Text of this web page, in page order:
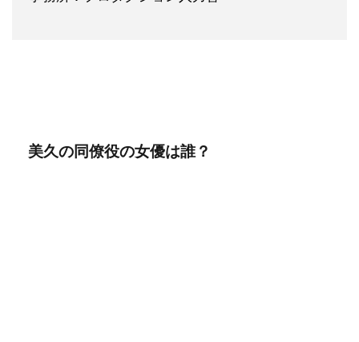
美久の同僚役の女優は誰？